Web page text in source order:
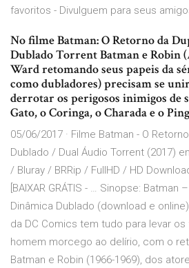
favoritos - Divulguem para seus
No filme Batman: O Retorno da
Dublado Torrent Batman e Robin
Ward retomando seus papeis da
como dubladores) precisam se
derrotar os perigosos inimigos de
Gato, o Coringa, o Charada e o
05/06/2017 · Filme Batman - O
Dublado / Dual Áudio Torrent (2017)
/ Bluray / BRRip / FullHD / HD
[BAIXAR GRÁTIS - … Sinopse: Batman
Dinâmica Dublado (download e
da DC Comics tem tudo para levar
homem morcego ao delírio, com o
Batman e Robin (1966-1969), dos